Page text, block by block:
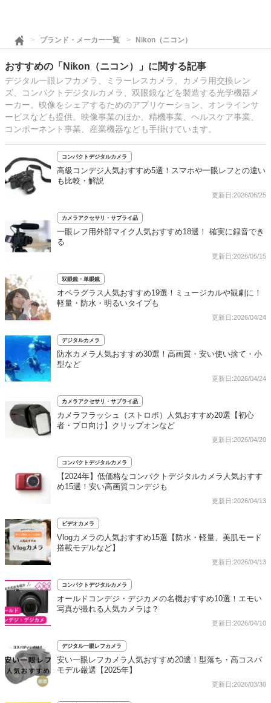
ブランド・メーカー一覧 Nikon（ニコン）
おすすめの「Nikon（ニコン）」に関する記事
デジタル一眼レフカメラ、ミラーレスカメラ、カメラ用交換レン
ズ、コンパクトデジタルカメラ、双眼鏡などを製造する光学機器メ
ーカー。映像をシェアするためのアプリケーション、オンラインサ
ービスなども提供。映像事業のほか、精機事業、ヘルスケア事業、
コンポーネント事業、産業機器なども手掛けています。
コンパクトデジタルカメラ
高級コンデジ人気おすすめ5選！スマホや一眼レフとの違い
も比較・解説
更新日:2026/06/25
カメラアクセサリ・サプライ品
一眼レフ用外部マイク人気おすすめ18選！ 確実に録音でき
る
更新日:2026/05/15
双眼鏡・単眼鏡
オペラグラス人気おすすめ19選！ミュージカルや観劇に！
軽量・防水・明るいタイプも
更新日:2026/04/24
デジタルカメラ
防水カメラ人気おすすめ30選！高画質・安い使い捨て・小
型など
更新日:2026/04/24
カメラアクセサリ・サプライ品
カメラフラッシュ（ストロボ）人気おすすめ20選【初心
者・プロ向け】クリップオンなど
更新日:2026/04/20
コンパクトデジタルカメラ
【2024年】低価格なコンパクトデジタルカメラ人気おすす
め15選！安い高画質コンデジも
更新日:2026/04/13
ビデオカメラ
Vlogカメラの人気おすすめ15選【防水・軽量、美肌モード
搭載モデルなど】
更新日:2026/04/13
コンパクトデジタルカメラ
オールドコンデジ・デジカメの名機おすすめ10選！エモい
写真が撮れる人気カメラは？
更新日:2026/04/10
デジタル一眼レフカメラ
安い一眼レフカメラ人気おすすめ20選！型落ち・高コスパ
モデル厳選【2025年】
更新日:2026/03/30